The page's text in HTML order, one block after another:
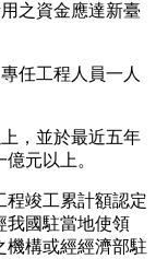
之資金應達新臺
任工程人員一人
，並於最近五年
元以上。
程竣工累計額認定
我國駐當地使領
機構或經經濟部駐